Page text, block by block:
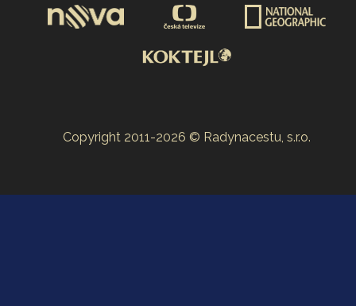
Copyright 2011-2026 © Radynacestu, s.r.o.